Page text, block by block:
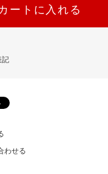
ートに入れる
記
わせる